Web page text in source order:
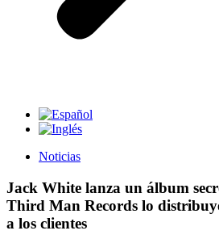
Noticias
Jack White lanza un álbum
Third Man Records lo
a los clientes